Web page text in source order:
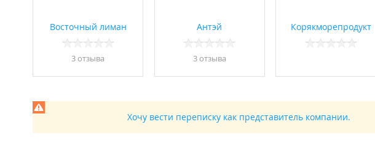
Восточный лиман
3 отзывa
Антэй
3 отзывa
Корякморепродукт
Хочу вести переписку как представитель компании.